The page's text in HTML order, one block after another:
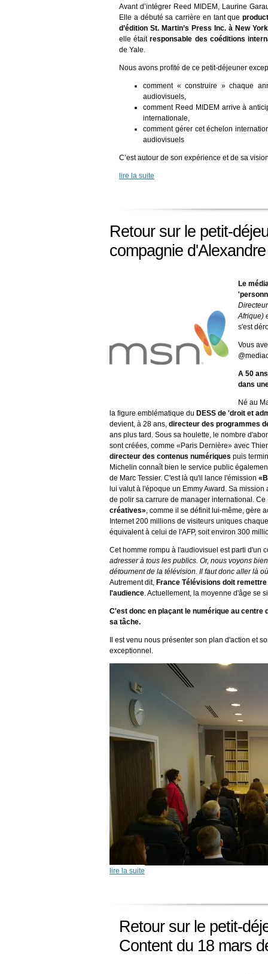
Avant d’intégrer Reed MIDEM, Laurine
Elle a débuté sa carrière en tant que
d’édition St. Martin’s Press Inc. à New York
elle étaitresponsable des coéditions
de Yale.
Nous avons profité de ce petit-déjeuner
comment « construire » chaque
audiovisuels,
comment Reed MIDEM arrive à
internationale,
comment gérer cet échelon
audiovisuels
C’est autour de son expérience et de sa
lire la suite
Retour sur le petit-
compagnie
Le
Afrique)
s'est
Vous
A 50
dans
Né au
la figure emblématique du DESS de 'droit et
devient, à 28 ans, directeur des programmes
ans plus tard. Sous sa houlette, le nombre
sont créées, comme «Paris Dernière» avec
directeur des contenus numériques puis
Michelin connaît bien le service public
de Marc Tessier. C'est là qu'il lance l'émission
lui valut à l'époque un Emmy Award. Sa
de polir sa carrure de manager international. Ce
créatives», comme il se définit lui-même, gère
Internet 200 millions de visiteurs uniques
équivalent à celui de l'AFP, soit environ 300
Cet homme rompu à l'audiovisuel est parti d'un
adresser à tous les publics. Or, nous voyons
détournent de la télévision. Il faut donc aller là
Autrement dit, France Télévisions doit
l'audience. Actuellement, la moyenne d'âge se
C'est donc en plaçant le numérique au
sa tâche.
Il est venu nous présenter son plan d'action et
exceptionnel.
lire la suite
Retour sur le petit-
Content du 18 mars